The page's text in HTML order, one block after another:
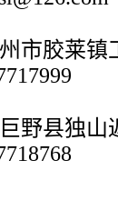
市胶莱镇
野县独山